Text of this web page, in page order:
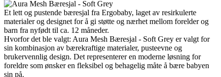
Et lett og pustende bæresjal fra Ergobaby, laget av resirkulerte
materialer og designet for å gi støtte og nærhet mellom forelder og
barn fra nyfødt til ca. 12 måneder.
Hvorfor det ble valgt: Aura Mesh Bæresjal - Soft Grey er valgt for
sin kombinasjon av bærekraftige materialer, pusteevne og
brukervennlig design. Det representerer en moderne løsning for
foreldre som ønsker en fleksibel og behagelig måte å bære babyen
sin på.